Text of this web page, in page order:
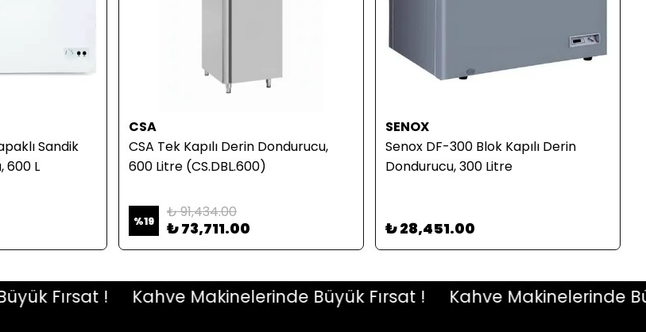
Sandik
600 L
CSA
CSA Tek Kapılı Derin Dondurucu,
600 Litre (CS.DBL.600)
%19 ₺ 91,434.00
₺ 73,711.00
SENOX
Senox DF-300 Blok Kapılı Derin
Dondurucu, 300 Litre
₺ 28,451.00
Fırsat ! Kahve Makinelerinde Büyük Fırsat ! Kahve Makinelerinde